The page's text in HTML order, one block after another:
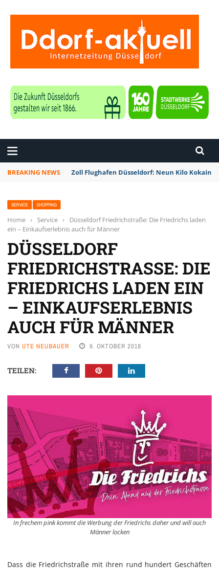
BREAKING NEWS Zoll Flughafen Düsseldorf: Neun Kilo Kokain
SERVICE SHOPPING
Home › Service ›
Düsseldorf Friedrichstraße: Die Friedrichs laden
ein – Einkaufserlebnis auch für Männer
DÜSSELDORF
FRIEDRICHSTRASSE: DIE F
RIEDRICHS LADEN EIN –
EINKAUFSERLEBNIS A
UCH FÜR MÄNNER
VON UTE NEUBAUER 9. OKTOBER 2018
TEILEN:
In frechem pink kommt die Werbung der Friedrichs daher und will auch
Männer locken
Dass die Friedrichstraße mit ihren rund hundert Geschäften